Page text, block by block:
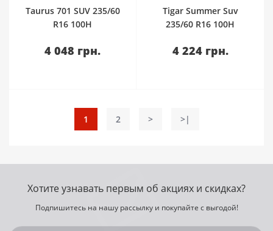
Taurus 701 SUV 235/60
R16 100H
4 048 грн.
Tigar Summer Suv
235/60 R16 100H
4 224 грн.
1 2 > >|
Хотите узнавать первым об акциях и скидках?
Подпишитесь на нашу рассылку и покупайте с выгодой!